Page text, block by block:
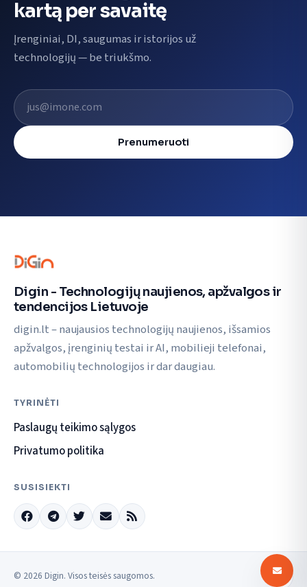
kartą per savaitę
Įrenginiai, DI, saugumas ir istorijos už
technologijų — be triukšmo.
El. pašto adresas
Prenumeruoti
Digin - Technologijų naujienos, apžvalgos ir
tendencijos Lietuvoje
digin.lt – naujausios technologijų naujienos, išsamios
apžvalgos, įrenginių testai ir AI, mobilieji telefonai,
automobilių technologijos ir dar daugiau.
TYRINĖTI
Paslaugų teikimo sąlygos
Privatumo politika
SUSISIEKTI
© 2026 Digin. Visos teisės saugomos.